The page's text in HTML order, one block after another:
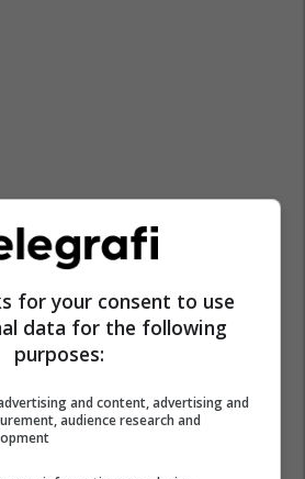
for your consent to use
data for the following
purposes:
and content, advertising and
audience research and